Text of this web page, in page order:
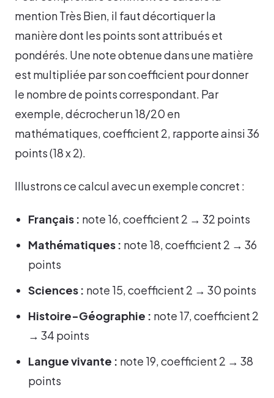
mention Très Bien, il faut décortiquer la
manière dont les points sont attribués et
pondérés. Une note obtenue dans une matière
est multipliée par son coefficient pour donner
le nombre de points correspondant. Par
exemple, décrocher un 18/20 en
mathématiques, coefficient 2, rapporte ainsi 36
points (18 x 2).
Illustrons ce calcul avec un exemple concret :
Français : note 16, coefficient 2 → 32 points
Mathématiques : note 18, coefficient 2 → 36
points
Sciences : note 15, coefficient 2 → 30 points
Histoire-Géographie : note 17, coefficient 2
→ 34 points
Langue vivante : note 19, coefficient 2 → 38
points